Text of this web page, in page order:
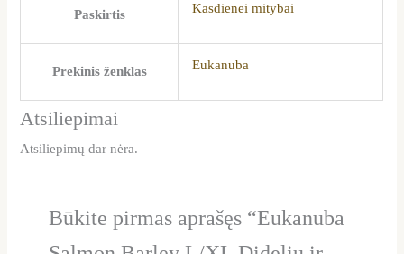
Paskirtis Kasdienei mitybai
Prekinis ženklas Eukanuba
Atsiliepimai
Atsiliepimų dar nėra.
Būkite pirmas aprašęs “Eukanuba